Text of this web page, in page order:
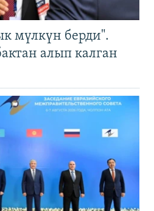
мүлкүн берди".
алып калган